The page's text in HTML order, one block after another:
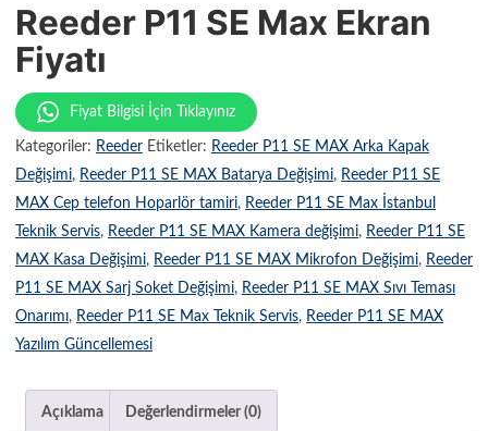
Reeder P11 SE Max Ekran
Fiyatı
Fiyat Bilgisi İçin Tıklayınız
Kategoriler: Reeder Etiketler: Reeder P11 SE MAX Arka Kapak
Değişimi, Reeder P11 SE MAX Batarya Değişimi, Reeder P11 SE
MAX Cep telefon Hoparlör tamiri, Reeder P11 SE Max İstanbul
Teknik Servis, Reeder P11 SE MAX Kamera değişimi, Reeder P11 SE
MAX Kasa Değişimi, Reeder P11 SE MAX Mikrofon Değişimi, Reeder
P11 SE MAX Sarj Soket Değişimi, Reeder P11 SE MAX Sıvı Teması
Onarımı, Reeder P11 SE Max Teknik Servis, Reeder P11 SE MAX
Yazılım Güncellemesi
Açıklama Değerlendirmeler (0)